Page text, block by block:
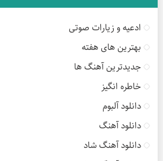
ادعیه و زیارات صوتی
بهترین های هفته
جدیدترین آهنگ ها
خاطره انگیز
دانلود آلبوم
دانلود آهنگ
دانلود آهنگ شاد